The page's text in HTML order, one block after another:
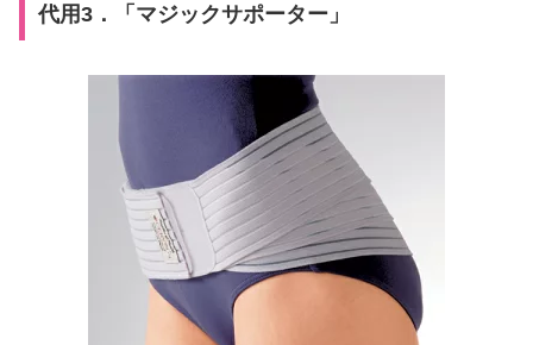
代用3．「マジックサポーター」